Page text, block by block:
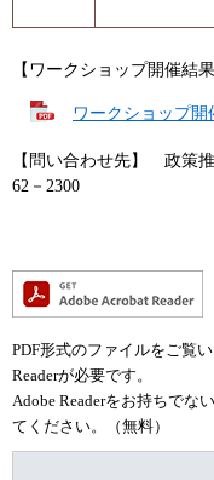
【ワークショップ開催結果
ワークショップ開
【問い合わせ先】 政
62－2300
PDF形式のファイルをご覧
Readerが必要です。
Adobe Readerをお持ちでな
てください。（無料）